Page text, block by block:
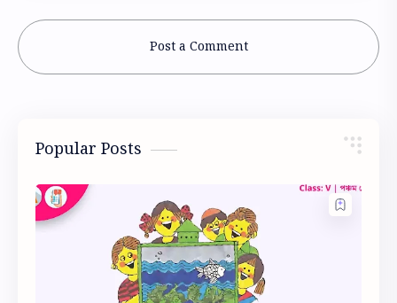
Post a Comment
Popular Posts